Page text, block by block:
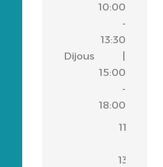
Dijous
10:00
-
13:30
15:00
-
18:00
11:00
13:30